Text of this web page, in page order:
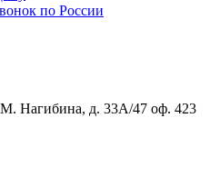
по России
М. Нагибина, д. 33А/47 оф. 423